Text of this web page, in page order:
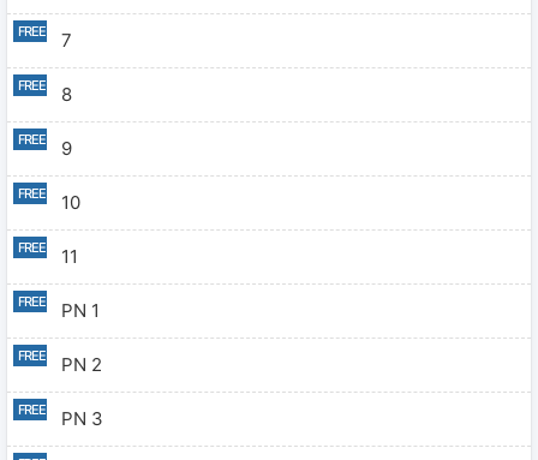
7
8
9
10
11
PN 1
PN 2
PN 3